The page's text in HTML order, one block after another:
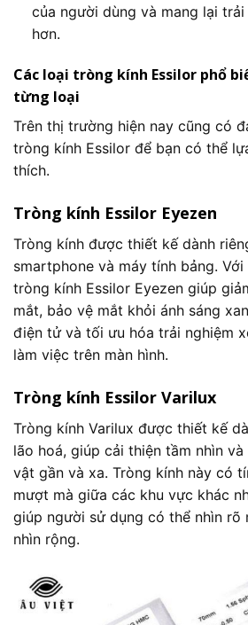
của người dùng và mang lại
hơn.
Các loại tròng kính Essilor phổ
từng loại
Trên thị trường hiện nay cũng có
tròng kính Essilor để bạn có thể
thích.
Tròng kính Essilor Eyezen
Tròng kính được thiết kế dành
smartphone và máy tính bảng.
tròng kính Essilor Eyezen giúp
mắt, bảo vệ mắt khỏi ánh sáng
điện tử và tối ưu hóa trải nghiệm
làm việc trên màn hình.
Tròng kính Essilor Varilux
Tròng kính Varilux được thiết kế
lão hoá, giúp cải thiện tầm nhìn
vật gần và xa. Tròng kính này có
mượt mà giữa các khu vực khác
giúp người sử dụng có thể nhìn
nhìn rộng.